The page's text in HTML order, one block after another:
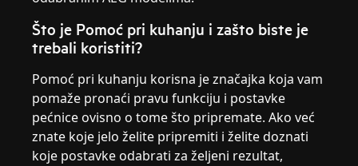
Što je Pomoć pri kuhanju i zašto biste je
trebali koristiti?
Pomoć pri kuhanju korisna je značajka koja vam
pomaže pronaći pravu funkciju i postavke
pećnice ovisno o tome što pripremate. Ako već
znate koje jelo želite pripremiti i želite doznati
koje postavke odabrati za željeni rezultat,